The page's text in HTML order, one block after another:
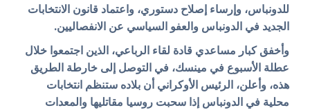
للدونباس، وإرساء إصلاح دستوري، واعتماد قانون الانتخابات
الجديد في الدونباس والعفو السياسي عن الانفصاليين.
وأخفق كبار مساعدي قادة لقاء الرباعي، الذين اجتمعوا خلال
عطلة الأسبوع في مينسك، في التوصل إلى خارطة الطريق
هذه، وأعلن، الرئيس الأوكراني أن بلاده ستنظم انتخابات
محلية في الدونباس إذا سحبت روسيا مقاتليها والمعدات